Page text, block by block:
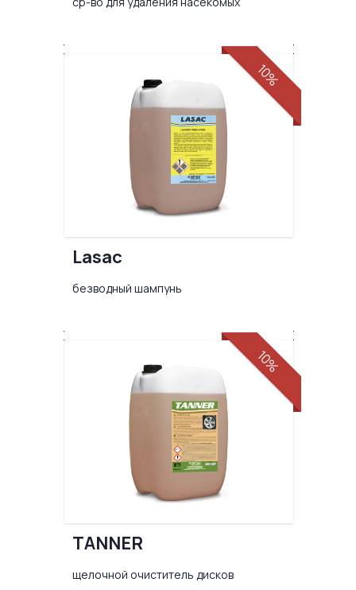
10%
Lasac
безводный шампунь
10%
TANNER
щелочной очиститель дисков